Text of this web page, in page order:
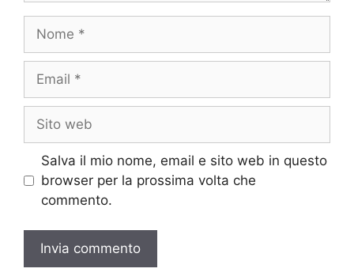
web
Salva il mio nome, email e sito web in questo
browser per la prossima volta che
commento.